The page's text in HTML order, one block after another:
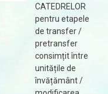
CATEDRELOR
pentru etapele
de transfer /
pretransfer
consimțit între
unitățile de
învățământ /